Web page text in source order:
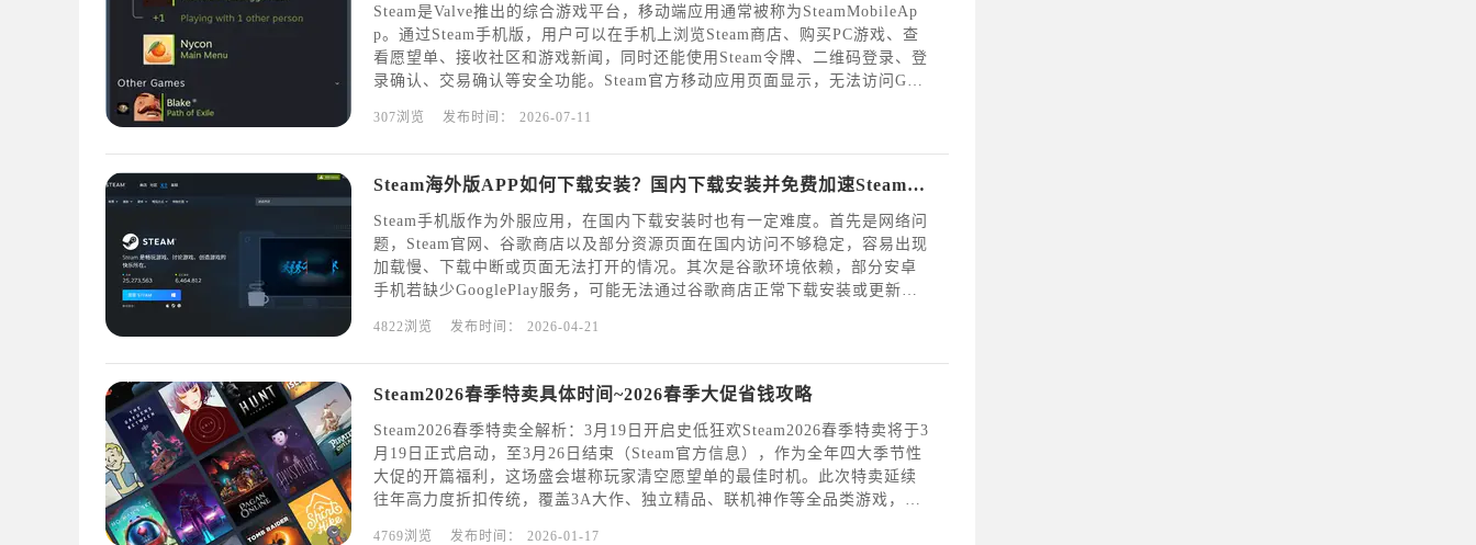
Steam是Valve推出的综合游戏平台，移动端应用通常被称为SteamMobileAp
p。通过Steam手机版，用户可以在手机上浏览Steam商店、购买PC游戏、查
看愿望单、接收社区和游戏新闻，同时还能使用Steam令牌、二维码登录、登
录确认、交易确认等安全功能。Steam官方移动应用页面显示，无法访问Goo
307浏览 发布时间： 2026-07-11
Steam海外版APP如何下载安装？国内下载安装并免费加速Steam手机版方法介绍
Steam手机版作为外服应用，在国内下载安装时也有一定难度。首先是网络问
题，Steam官网、谷歌商店以及部分资源页面在国内访问不够稳定，容易出现
加载慢、下载中断或页面无法打开的情况。其次是谷歌环境依赖，部分安卓
手机若缺少GooglePlay服务，可能无法通过谷歌商店正常下载安装或更新。
截。如果后续登录Steam账号，还可能因为网络
4822浏览 发布时间： 2026-04-21
Steam2026春季特卖具体时间~2026春季大促省钱攻略
Steam2026春季特卖全解析：3月19日开启史低狂欢Steam2026春季特卖将于3
月19日正式启动，至3月26日结束（Steam官方信息），作为全年四大季节性
大促的开篇福利，这场盛会堪称玩家清空愿望单的最佳时机。此次特卖延续
往年高力度折扣传统，覆盖3A大作、独立精品、联机神作等全品类游戏，众
4769浏览 发布时间： 2026-01-17